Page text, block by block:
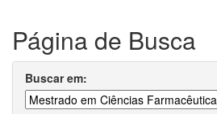
Página de Busca
Buscar em: